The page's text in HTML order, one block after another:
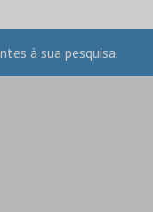
à sua pesquisa.